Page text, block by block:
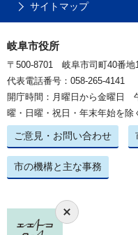
サイトマップ
岐阜市役所
〒500-8701 岐阜市司町40番
代表電話番号：058-265-4141
開庁時間：月曜日から金曜日
曜・日曜・祝日・年末年始を除
ご意見・お問い合わせ
市の機構と主な事務